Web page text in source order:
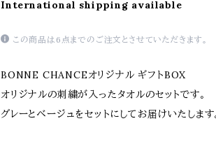
International shipping available
この商品は6点までのご注文とさせていただきます。
BONNE CHANCEオリジナル ギフトBOX
オリジナルの刺繍が入ったタオルのセットです。
グレーとベージュをセットにしてお届けいたします